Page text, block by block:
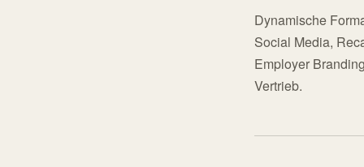
Dynamische
Social Media,
Employer
Vertrieb.